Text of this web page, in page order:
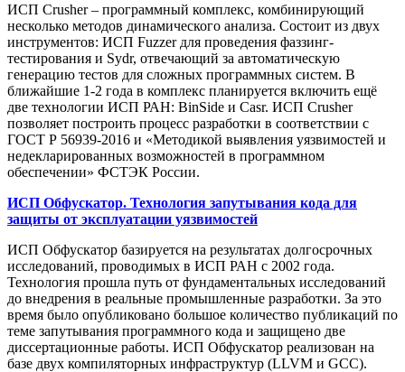
ИСП Crusher – программный комплекс, комбинирующий
несколько методов динамического анализа. Состоит из двух
инструментов: ИСП Fuzzer для проведения фаззинг-
тестирования и Sydr, отвечающий за автоматическую
генерацию тестов для сложных программных систем. В
ближайшие 1-2 года в комплекс планируется включить ещё
две технологии ИСП РАН: BinSide и Casr. ИСП Crusher
позволяет построить процесс разработки в соответствии с
ГОСТ Р 56939-2016 и «Методикой выявления уязвимостей и
недекларированных возможностей в программном
обеспечении» ФСТЭК России.
ИСП Обфускатор. Технология запутывания кода для
защиты от эксплуатации уязвимостей
ИСП Обфускатор базируется на результатах долгосрочных
исследований, проводимых в ИСП РАН с 2002 года.
Технология прошла путь от фундаментальных исследований
до внедрения в реальные промышленные разработки. За это
время было опубликовано большое количество публикаций по
теме запутывания программного кода и защищено две
диссертационные работы. ИСП Обфускатор реализован на
базе двух компиляторных инфраструктур (LLVM и GCC).